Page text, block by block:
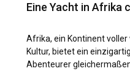
Eine Yacht in Afrika
Afrika, ein Kontinent
Kultur, bietet ein
Abenteurer